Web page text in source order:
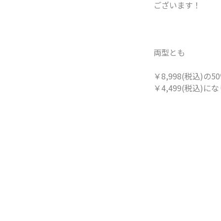
ございます！
両型とも
￥8,998(税込)の
￥4,499(税込)にな